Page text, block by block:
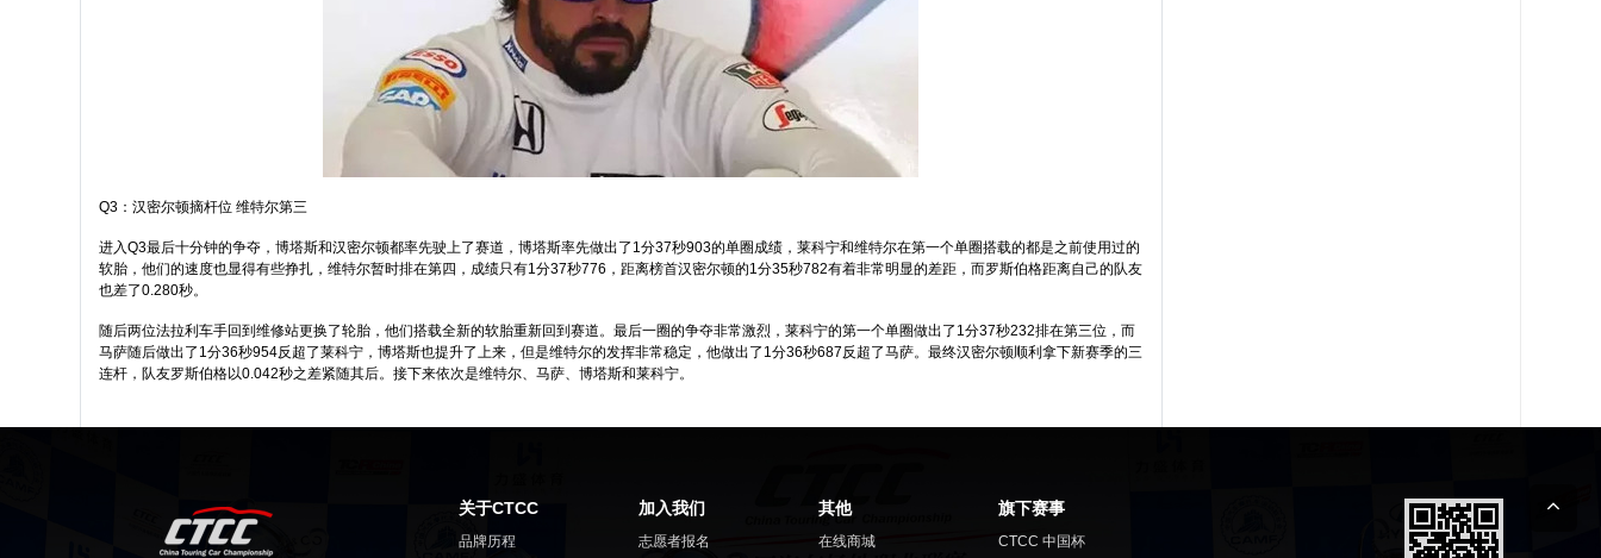
Q3：汉密尔顿摘杆位 维特尔第三
进入Q3最后十分钟的争夺，博塔斯和汉密尔顿都率先驶上了赛道，博塔斯率先做出了1分37秒903的单圈成绩，莱科宁和维特尔在第一个单圈搭载的都是之前使用过的
软胎，他们的速度也显得有些挣扎，维特尔暂时排在第四，成绩只有1分37秒776，距离榜首汉密尔顿的1分35秒782有着非常明显的差距，而罗斯伯格距离自己的队友
也差了0.280秒。
随后两位法拉利车手回到维修站更换了轮胎，他们搭载全新的软胎重新回到赛道。最后一圈的争夺非常激烈，莱科宁的第一个单圈做出了1分37秒232排在第三位，而
马萨随后做出了1分36秒954反超了莱科宁，博塔斯也提升了上来，但是维特尔的发挥非常稳定，他做出了1分36秒687反超了马萨。最终汉密尔顿顺利拿下新赛季的三
连杆，队友罗斯伯格以0.042秒之差紧随其后。接下来依次是维特尔、马萨、博塔斯和莱科宁。
关于CTCC
品牌历程
加入我们
志愿者报名
其他
在线商城
旗下赛事
CTCC 中国杯